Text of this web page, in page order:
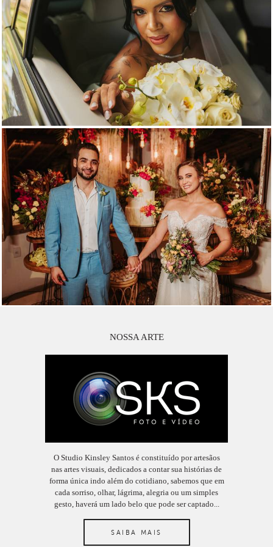
NOSSA ARTE
O Studio Kinsley Santos é constituído por artesãos
nas artes visuais, dedicados a contar sua histórias de
forma única indo além do cotidiano, sabemos que em
cada sorriso, olhar, lágrima, alegria ou um simples
gesto, haverá um lado belo que pode ser captado...
SAIBA MAIS